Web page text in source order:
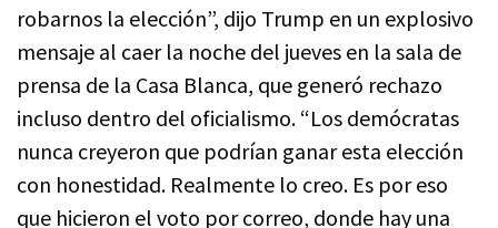
robarnos la elección”, dijo Trump en un explosivo
mensaje al caer la noche del jueves en la sala de
prensa de la Casa Blanca, que generó rechazo
incluso dentro del oficialismo. “Los demócratas
nunca creyeron que podrían ganar esta elección
con honestidad. Realmente lo creo. Es por eso
que hicieron el voto por correo, donde hay una